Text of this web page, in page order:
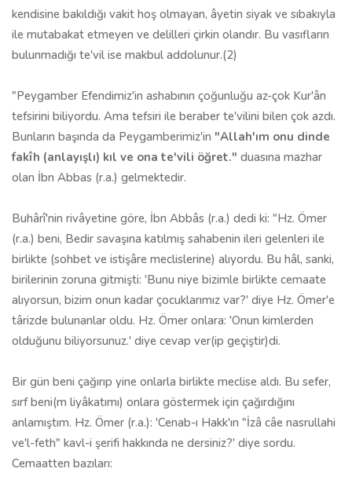
kendisine bakıldığı vakit hoş olmayan, âyetin siyak ve sıbakıyla
ile mutabakat etmeyen ve delilleri çirkin olandır. Bu vasıfların
bulun­madığı te'vil ise makbul addolunur.(2)
"Peygamber Efendimiz'in ashabının çoğunluğu az-çok Kur'ân
tefsirini biliyordu. Ama tefsiri ile beraber te'vilini bilen çok azdı.
Bunların başında da Peygamberimiz'in "Allah'ım onu dinde
fakîh (anlayışlı) kıl ve ona te'vili öğret." duasına mazhar
olan İbn Abbas (r.a.) gelmektedir.
Buhârî'nin rivâyetine göre, İbn Abbâs (r.a.) dedi ki: "Hz. Ömer
(r.a.) beni, Bedir savaşına katılmış sahabenin ileri gelenleri ile
birlikte (sohbet ve istişâre meclislerine) alıyordu. Bu hâl, sanki,
birilerinin zoruna gitmişti: 'Bunu niye bizimle birlikte cemaate
alıyorsun, bizim onun kadar çocuklarımız var?' diye Hz. Ömer'e
târizde bulunanlar oldu. Hz. Ömer onlara: 'Onun kimlerden
olduğunu biliyorsunuz.' diye cevap ver(ip geçiştir)di.
Bir gün beni çağırıp yine onlarla birlikte meclise aldı. Bu sefer,
sırf beni(m liyâkatımı) onlara göstermek için çağırdığını
anlamıştım. Hz. Ömer (r.a.): 'Cenab-ı Hakk'ın "İzâ câe nasrullahi
ve'l-feth" kavl-i şerifi hakkında ne dersiniz?' diye sordu.
Cemaatten bazıları: